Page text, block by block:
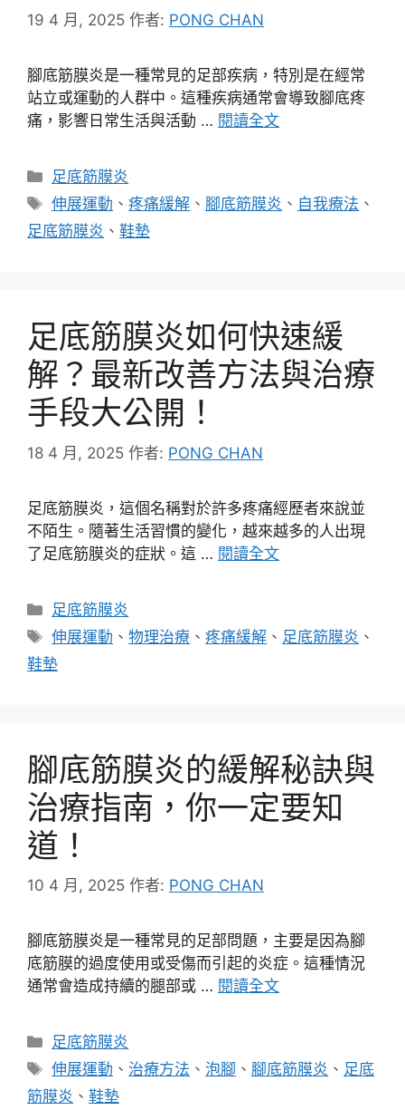
19 4 月, 2025 作者: PONG CHAN
腳底筋膜炎是一種常見的足部疾病，特別是在經常
站立或運動的人群中。這種疾病通常會導致腳底疼
痛，影響日常生活與活動 … 閱讀全文
分
類
足底筋膜炎
標
籤
伸展運動 、疼痛緩解 、 腳底筋膜炎 、 自我療法 、
足底筋膜炎 、 鞋墊
足底筋膜炎如何快速緩
解？最新改善方法與治療
手段大公開！
18 4 月, 2025 作者: PONG CHAN
足底筋膜炎，這個名稱對於許多疼痛經歷者來說並
不陌生。隨著生活習慣的變化，越來越多的人出現
了足底筋膜炎的症狀。這 … 閱讀全文
分
類
足底筋膜炎
標
籤
伸展運動 、物理治療 、疼痛緩解 、 足底筋膜炎 、
鞋墊
腳底筋膜炎的緩解秘訣與
治療指南，你一定要知
道！
10 4 月, 2025 作者: PONG CHAN
腳底筋膜炎是一種常見的足部問題，主要是因為腳
底筋膜的過度使用或受傷而引起的炎症。這種情況
通常會造成持續的腿部或 … 閱讀全文
分
類
足底筋膜炎
標
籤
伸展運動 、 治療方法 、泡腳 、 腳底筋膜炎 、 足底
筋膜炎 、 鞋墊